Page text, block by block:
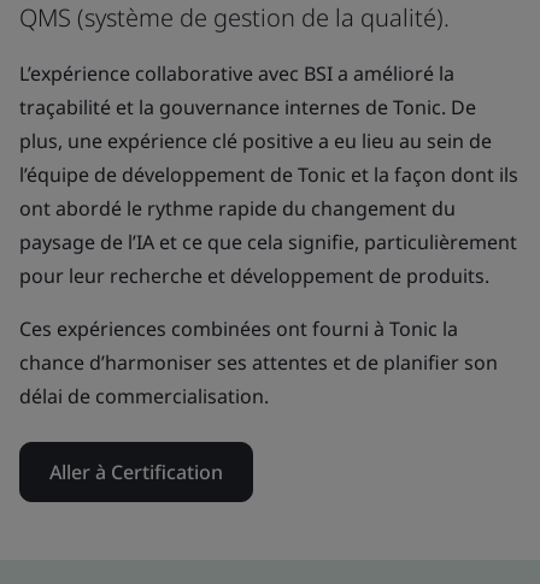
QMS (système de gestion de la qualité).
L’expérience collaborative avec BSI a amélioré la
traçabilité et la gouvernance internes de Tonic. De
plus, une expérience clé positive a eu lieu au sein de
l’équipe de développement de Tonic et la façon dont ils
ont abordé le rythme rapide du changement du
paysage de l’IA et ce que cela signifie, particulièrement
pour leur recherche et développement de produits.
Ces expériences combinées ont fourni à Tonic la
chance d’harmoniser ses attentes et de planifier son
délai de commercialisation.
Aller à Certification